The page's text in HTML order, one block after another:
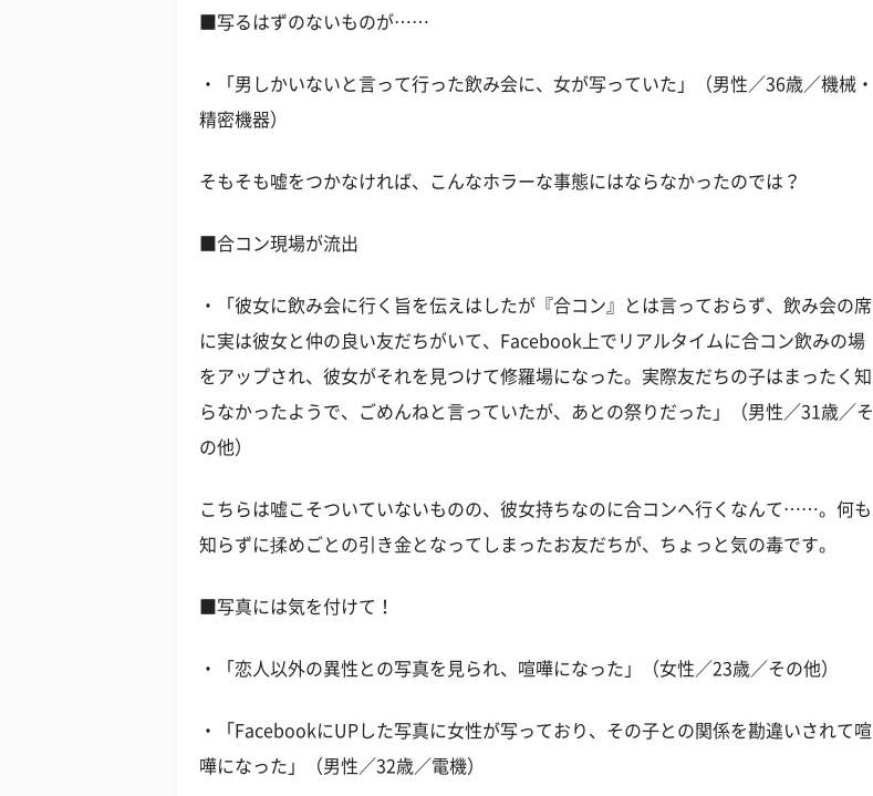
■写るはずのないものが……
・「男しかいないと言って行った飲み会に、女が写っていた」（男性／36歳／機械・
精密機器）
そもそも嘘をつかなければ、こんなホラーな事態にはならなかったのでは？
■合コン現場が流出
・「彼女に飲み会に行く旨を伝えはしたが『合コン』とは言っておらず、飲み会の席
に実は彼女と仲の良い友だちがいて、Facebook上でリアルタイムに合コン飲みの場
をアップされ、彼女がそれを見つけて修羅場になった。実際友だちの子はまったく知
らなかったようで、ごめんねと言っていたが、あとの祭りだった」（男性／31歳／そ
の他）
こちらは嘘こそついていないものの、彼女持ちなのに合コンへ行くなんて……。何も
知らずに揉めごとの引き金となってしまったお友だちが、ちょっと気の毒です。
■写真には気を付けて！
・「恋人以外の異性との写真を見られ、喧嘩になった」（女性／23歳／その他）
・「FacebookにUPした写真に女性が写っており、その子との関係を勘違いされて喧
嘩になった」（男性／32歳／電機）